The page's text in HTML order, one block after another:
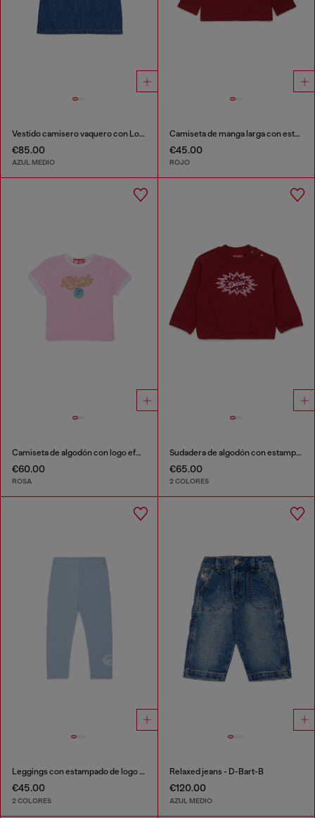
Vestido camisero vaquero con Logo Oval D bordado
€85.00
AZUL MEDIO
Camiseta de manga larga con estampado de logo starburst
€45.00
ROJO
Camiseta de algodón con logo efecto glitter
€60.00
ROSA
Sudadera de algodón con estampado de logo starburst
€65.00
2 COLORES
Leggings con estampado de logo en forma de estrella
€45.00
2 COLORES
Relaxed jeans - D-Bart-B
€120.00
AZUL MEDIO